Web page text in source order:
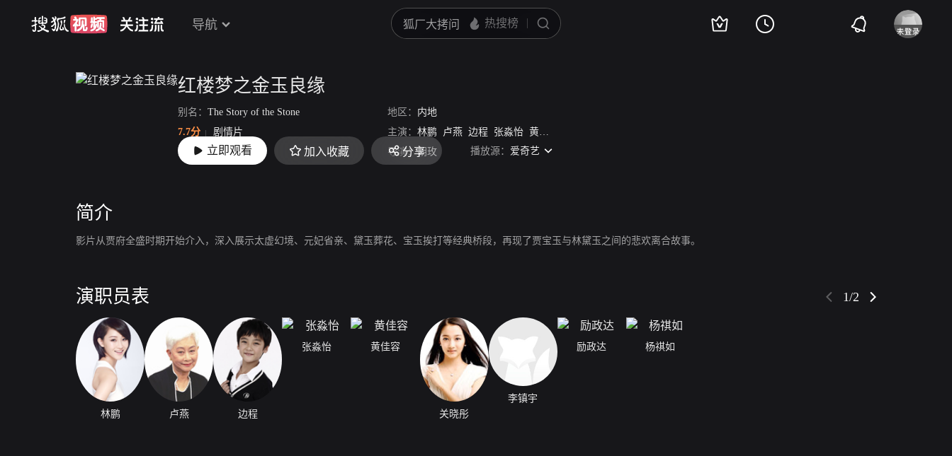
导航
红楼梦之金玉良缘
别名： The Story of the Stone 地区： 内地
7.7分
剧情片 主演： 林鹏 卢燕 边程 张淼怡 黄佳容
上映：2023-08 导演：胡玫
立即观看 加入收藏 分享 播放源： 爱奇艺
简介
影片从贾府全盛时期开始介入，深入展示太虚幻境、元妃省亲、黛玉葬花、宝玉挨打等经典桥段，再现了贾宝玉与林黛玉之间的悲欢离合故事。
演职员表 1/2
林鹏 卢燕 边程
张淼怡 黄佳容
关晓彤
李镇宇
励政达 杨祺如